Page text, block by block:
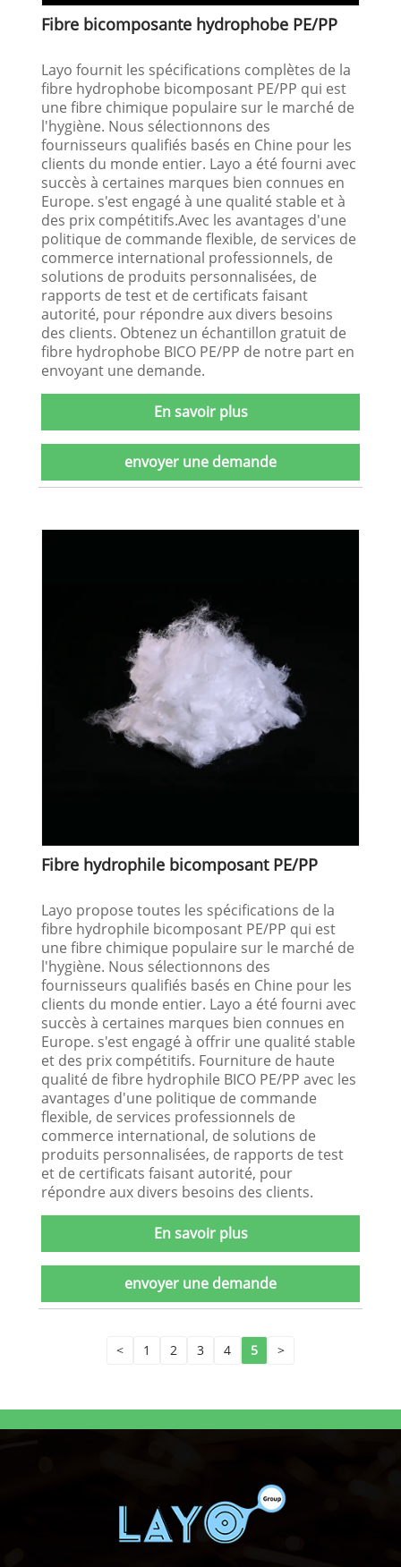
Fibre bicomposante hydrophobe PE/PP
Layo fournit les spécifications complètes de la
fibre hydrophobe bicomposant PE/PP qui est
une fibre chimique populaire sur le marché de
l'hygiène. Nous sélectionnons des
fournisseurs qualifiés basés en Chine pour les
clients du monde entier. Layo a été fourni avec
succès à certaines marques bien connues en
Europe. s'est engagé à une qualité stable et à
des prix compétitifs.Avec les avantages d'une
politique de commande flexible, de services de
commerce international professionnels, de
solutions de produits personnalisées, de
rapports de test et de certificats faisant
autorité, pour répondre aux divers besoins
des clients. Obtenez un échantillon gratuit de
fibre hydrophobe BICO PE/PP de notre part en
envoyant une demande.
En savoir plus
envoyer une demande
Fibre hydrophile bicomposant PE/PP
Layo propose toutes les spécifications de la
fibre hydrophile bicomposant PE/PP qui est
une fibre chimique populaire sur le marché de
l'hygiène. Nous sélectionnons des
fournisseurs qualifiés basés en Chine pour les
clients du monde entier. Layo a été fourni avec
succès à certaines marques bien connues en
Europe. s'est engagé à offrir une qualité stable
et des prix compétitifs. Fourniture de haute
qualité de fibre hydrophile BICO PE/PP avec les
avantages d'une politique de commande
flexible, de services professionnels de
commerce international, de solutions de
produits personnalisées, de rapports de test
et de certificats faisant autorité, pour
répondre aux divers besoins des clients.
En savoir plus
envoyer une demande
< 1 2 3 4 5 >